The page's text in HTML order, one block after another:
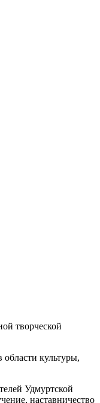
творческой
культуры,
Удмуртской
наставничество